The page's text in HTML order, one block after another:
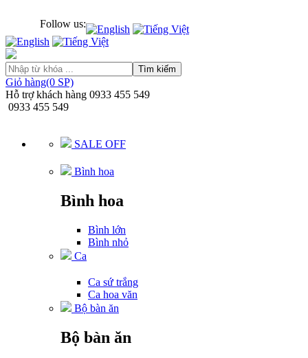
Follow us:
Tìm kiếm
Giỏ hàng(0 SP)
Hỗ trợ khách hàng 0933 455 549
0933 455 549
SALE OFF
Bình hoa
Bình hoa
Bình lớn
Bình nhỏ
Ca
Ca sứ trắng
Ca hoa văn
Bộ bàn ăn
Bộ bàn ăn